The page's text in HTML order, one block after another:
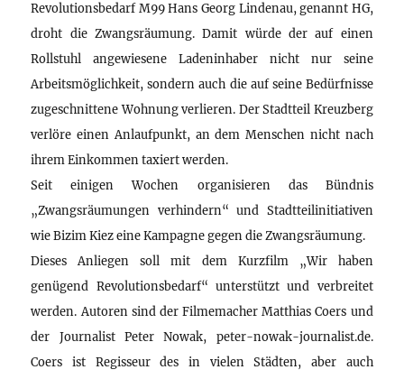
Revolutionsbedarf M99 Hans Georg Lindenau, genannt HG,
droht die Zwangsräumung. Damit würde der auf einen
Rollstuhl angewiesene Ladeninhaber nicht nur seine
Arbeitsmöglichkeit, sondern auch die auf seine Bedürfnisse
zugeschnittene Wohnung verlieren. Der Stadtteil Kreuzberg
verlöre einen Anlaufpunkt, an dem Menschen nicht nach
ihrem Einkommen taxiert werden.
Seit einigen Wochen organisieren das Bündnis
„Zwangsräumungen verhindern“ und Stadtteilinitiativen
wie Bizim Kiez eine Kampagne gegen die Zwangsräumung.
Dieses Anliegen soll mit dem Kurzfilm „Wir haben
genügend Revolutionsbedarf“ unterstützt und verbreitet
werden. Autoren sind der Filmemacher Matthias Coers und
der Journalist Peter Nowak, peter-nowak-journalist.de.
Coers ist Regisseur des in vielen Städten, aber auch